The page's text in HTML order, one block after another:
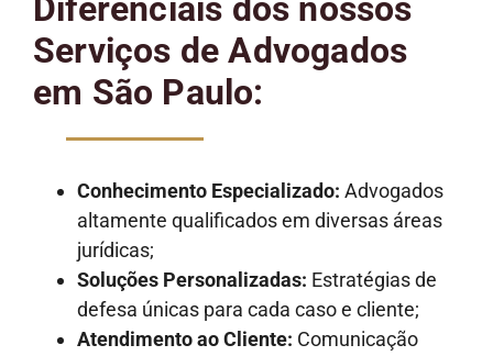
Diferenciais dos nossos
Serviços de Advogados
em São Paulo:
Conhecimento Especializado: Advogados
altamente qualificados em diversas áreas
jurídicas;
Soluções Personalizadas: Estratégias de
defesa únicas para cada caso e cliente;
Atendimento ao Cliente: Comunicação